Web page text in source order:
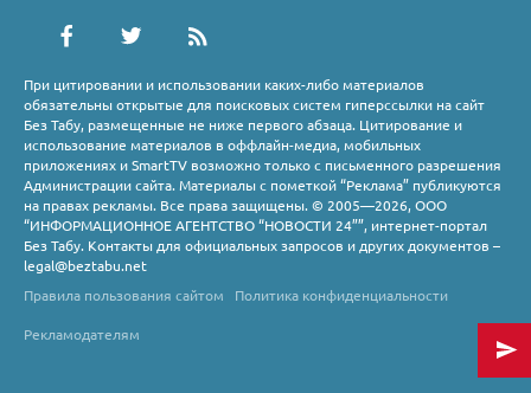
При цитировании и использовании каких-либо материалов
обязательны открытые для поисковых систем гиперссылки на сайт
Без Табу, размещенные не ниже первого абзаца. Цитирование и
использование материалов в оффлайн-медиа, мобильных
приложениях и SmartTV возможно только с письменного разрешения
Администрации сайта. Материалы с пометкой “Реклама” публикуются
на правах рекламы. Все права защищены. © 2005—2026, ООО
“ИНФОРМАЦИОННОЕ АГЕНТСТВО “НОВОСТИ 24””, интернет-портал
Без Табу. Контакты для официальных запросов и других документов –
legal@beztabu.net
Правила пользования сайтом
Политика конфиденциальности
Рекламодателям